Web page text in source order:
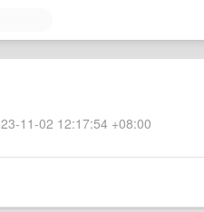
11-02 12:17:54 +08:00